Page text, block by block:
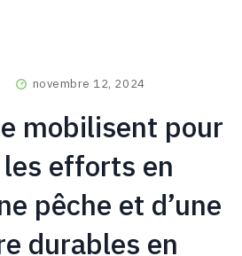
novembre 12, 2024
mobilisent pour
efforts en
pêche et d’une
durables en